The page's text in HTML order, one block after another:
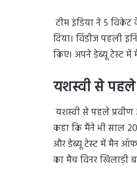
टीम इंडिया ने 5 विकेट
दिया। विंडीज पहली
किए। अपने डेब्यू टेस्ट
यशस्वी से पहले
यशस्वी से पहले प्रवीण
कहा कि मैंने भी साल
और डेब्यू टेस्ट में मैन
का मैच विनर खिलाड़ी